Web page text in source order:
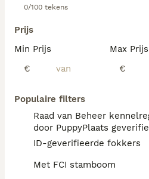
0/100 tekens
Prijs
Min Prijs
€
Max Prijs
€
Populaire filters
Raad van Beheer
door PuppyPlaats
ID-geverifieerde fokkers
Met FCI stamboom